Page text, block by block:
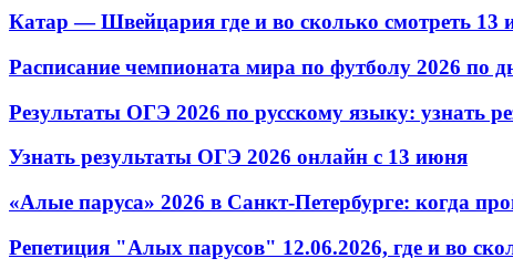
Катар — Швейцария где и во сколько смотреть 13
Расписание чемпионата мира по футболу 2026 по
Результаты ОГЭ 2026 по русскому языку: узнать
Узнать результаты ОГЭ 2026 онлайн с 13 июня
«Алые паруса» 2026 в Санкт-Петербурге: когда
Репетиция "Алых парусов" 12.06.2026, где и во